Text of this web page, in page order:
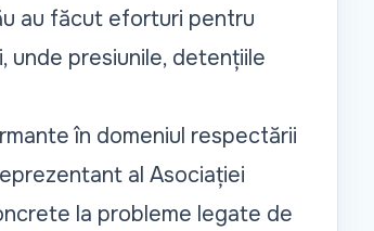
au făcut eforturi pentru
unde presiunile, detențiile
în domeniul respectării
al Asociației
la probleme legate de